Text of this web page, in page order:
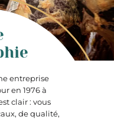
entreprise
en 1976 à
clair : vous
de qualité,